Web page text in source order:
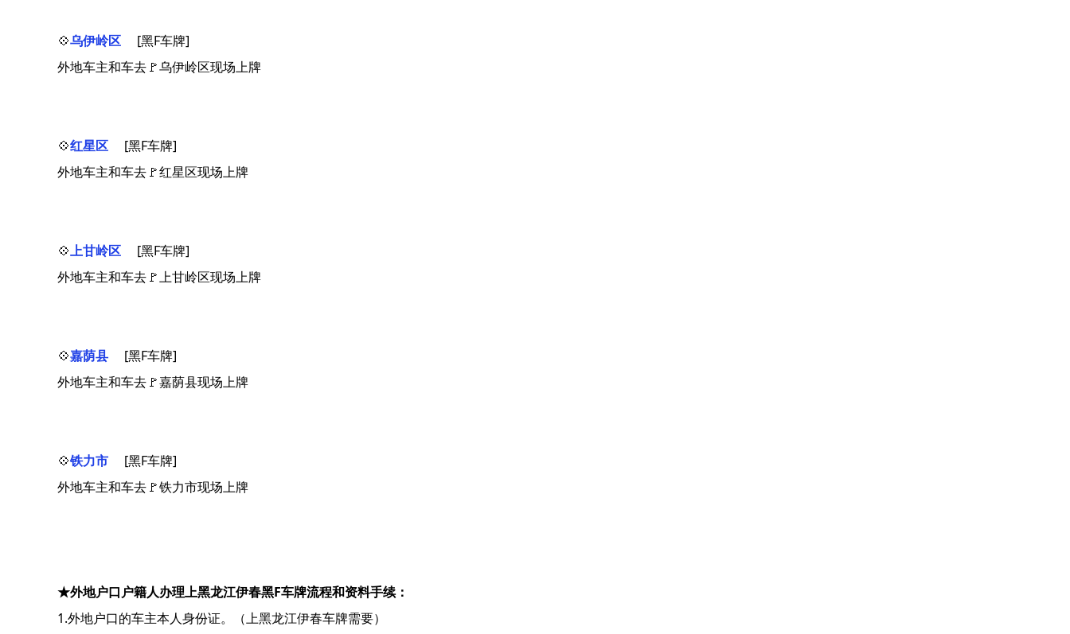
💠乌伊岭区
[黑F车牌]
外地车主和车去🚩乌伊岭区现场上牌
💠红星区
[黑F车牌]
外地车主和车去🚩红星区现场上牌
💠上甘岭区
[黑F车牌]
外地车主和车去🚩上甘岭区现场上牌
💠嘉荫县
[黑F车牌]
外地车主和车去🚩嘉荫县现场上牌
💠铁力市
[黑F车牌]
外地车主和车去🚩铁力市现场上牌
★外地户口户籍人办理上黑龙江伊春黑F车牌流程和资料手续：
1.外地户口的车主本人身份证。（上黑龙江伊春车牌需要）